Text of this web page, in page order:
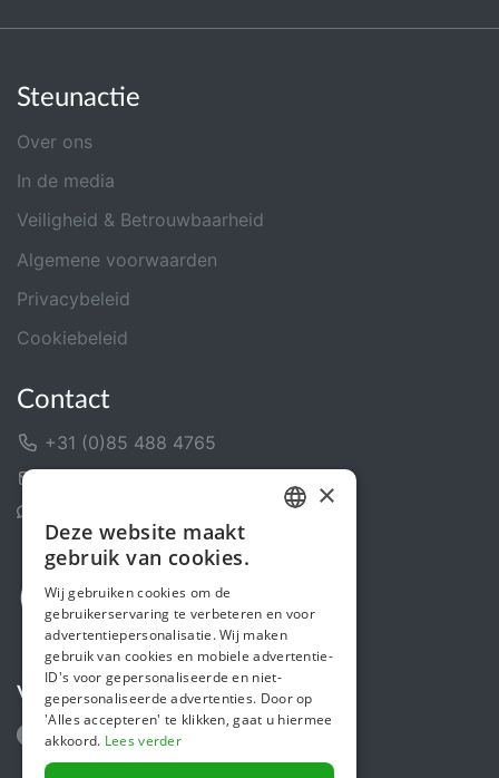
Steunactie
Over ons
In de media
Veiligheid & Betrouwbaarheid
Algemene voorwaarden
Privacybeleid
Cookiebeleid
Contact
+31 (0)85 488 4765
Volg ons
ENGLISH
×
Deze website maakt
gebruik van cookies.
Wij gebruiken cookies om de
gebruikerservaring te verbeteren en voor
advertentiepersonalisatie. Wij maken
gebruik van cookies en mobiele advertentie-
ID's voor gepersonaliseerde en niet-
gepersonaliseerde advertenties. Door op
'Alles accepteren' te klikken, gaat u hiermee
akkoord. Lees verder